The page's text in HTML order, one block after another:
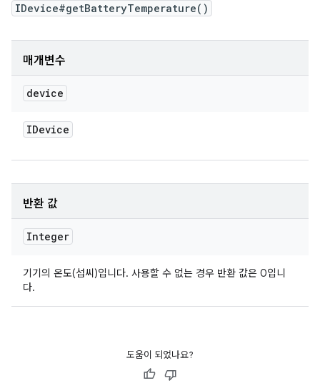
IDevice#getBatteryTemperature()
매개변수
device
IDevice
반환 값
Integer
기기의 온도(섭씨)입니다. 사용할 수 없는 경우 반환 값은 0입니
다.
도움이 되었나요?